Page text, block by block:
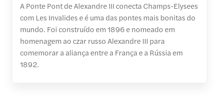
A Ponte Pont de Alexandre III conecta Champs-Elysees
com Les Invalides e é uma das pontes mais bonitas do
mundo. Foi construído em 1896 e nomeado em
homenagem ao czar russo Alexandre III para
comemorar a aliança entre a França e a Rússia em
1892.